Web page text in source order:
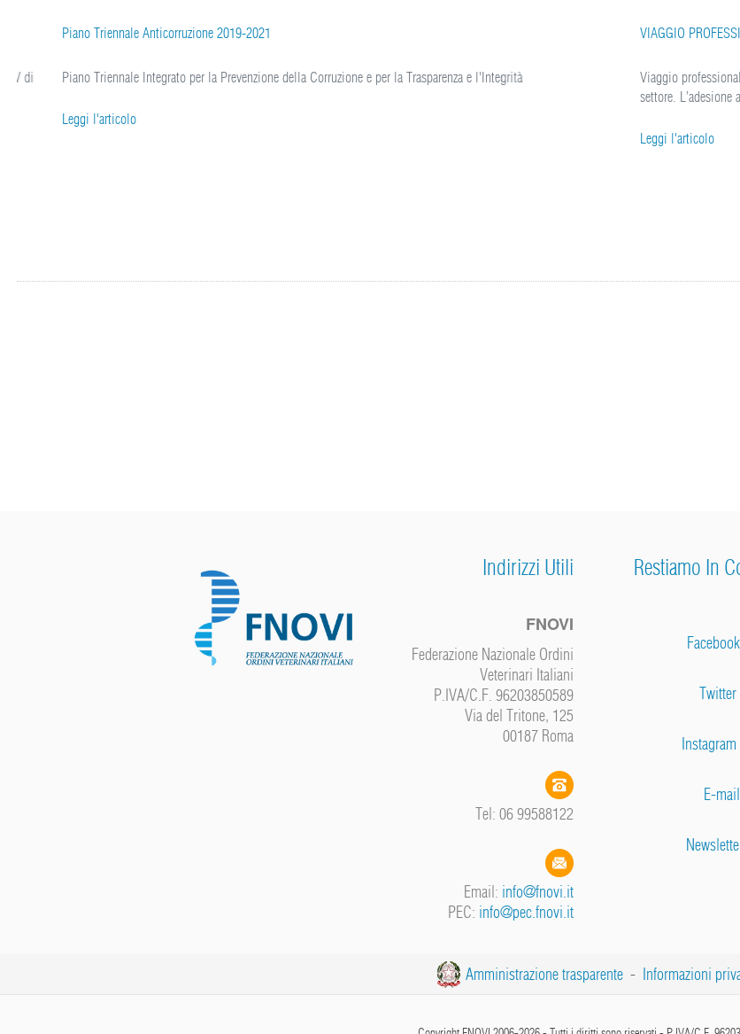
Piano Triennale Anticorruzione 2019-2021
Piano Triennale Integrato per la Prevenzione della Corruzione e per la Trasparenza e l'Integrità
Leggi l'articolo
VIAGGIO
Viaggio professionale
settore. L’adesione
Leggi l'articolo
Indirizzi Utili
FNOVI
Federazione Nazionale Ordini
Veterinari Italiani
P.IVA/C.F. 96203850589
Via del Tritone, 125
00187 Roma
Tel: 06 99588122
Email: info@fnovi.it
PEC: info@pec.fnovi.it
Restiamo In
E-mail
Amministrazione trasparente- Informazioni